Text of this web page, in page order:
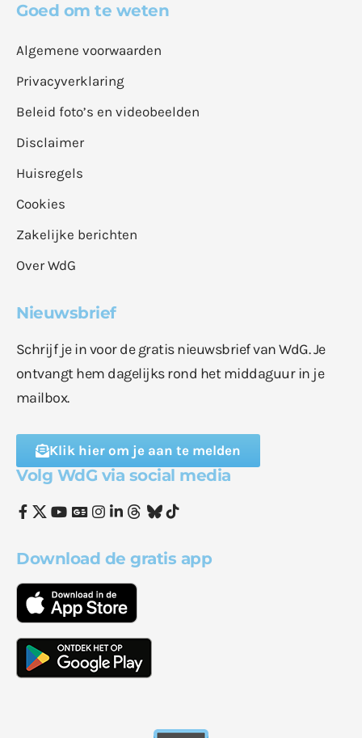
Goed om te weten
Algemene voorwaarden
Privacyverklaring
Beleid foto’s en videobeelden
Disclaimer
Huisregels
Cookies
Zakelijke berichten
Over WdG
Nieuwsbrief
Schrijf je in voor de gratis nieuwsbrief van WdG. Je
ontvangt hem dagelijks rond het middaguur in je
mailbox.
Klik hier om je aan te melden
Volg WdG via social media
Download de gratis app